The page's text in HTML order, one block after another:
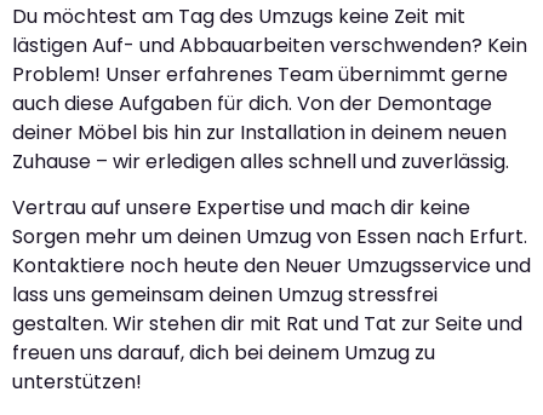
Du möchtest am Tag des Umzugs keine Zeit mit
lästigen Auf- und Abbauarbeiten verschwenden? Kein
Problem! Unser erfahrenes Team übernimmt gerne
auch diese Aufgaben für dich. Von der Demontage
deiner Möbel bis hin zur Installation in deinem neuen
Zuhause – wir erledigen alles schnell und zuverlässig.
Vertrau auf unsere Expertise und mach dir keine
Sorgen mehr um deinen Umzug von Essen nach Erfurt.
Kontaktiere noch heute den Neuer Umzugsservice und
lass uns gemeinsam deinen Umzug stressfrei
gestalten. Wir stehen dir mit Rat und Tat zur Seite und
freuen uns darauf, dich bei deinem Umzug zu
unterstützen!